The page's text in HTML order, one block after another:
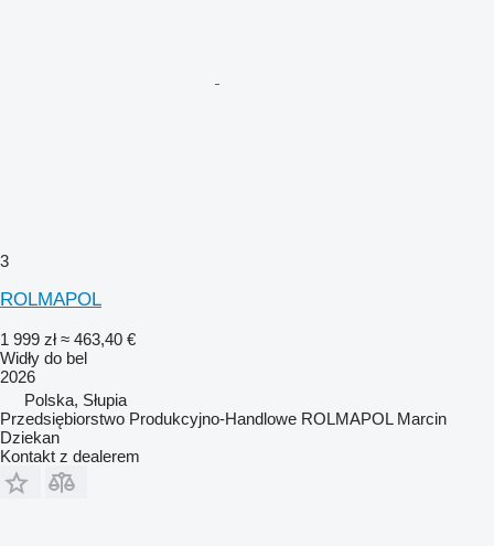
3
ROLMAPOL
1 999 zł ≈ 463,40 €
Widły do bel
2026
Polska, Słupia
Przedsiębiorstwo Produkcyjno-Handlowe ROLMAPOL Marcin
Dziekan
Kontakt z dealerem